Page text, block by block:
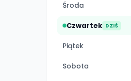
Środa
Czwartek DZIŚ
Piątek
Sobota